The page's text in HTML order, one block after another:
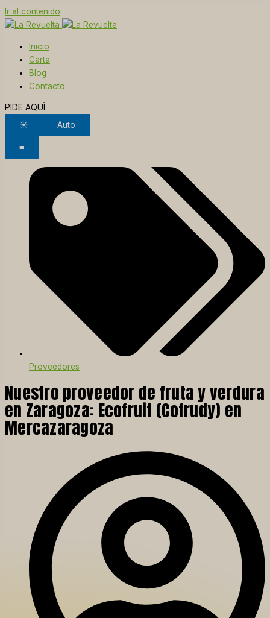
Ir al contenido
Inicio
Carta
Blog
Contacto
PIDE AQUÌ
☀
Auto
≡
Proveedores
Nuestro proveedor de fruta y verdura
en Zaragoza: Ecofruit (Cofrudy) en
Mercazaragoza